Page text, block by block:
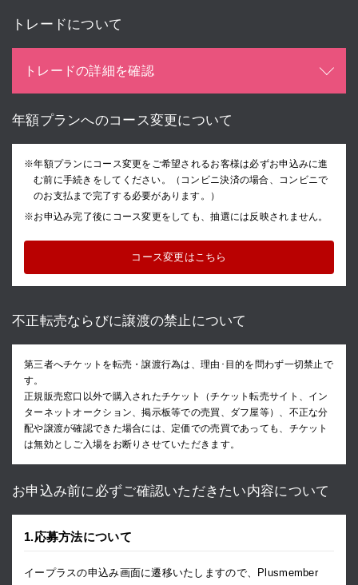
トレードについて
トレードの詳細を確認
年額プランへのコース変更について
※年額プランにコース変更をご希望されるお客様は必ずお申込みに進
む前に手続きをしてください。（コンビニ決済の場合、コンビニで
のお支払まで完了する必要があります。）
※お申込み完了後にコース変更をしても、抽選には反映されません。
コース変更はこちら
不正転売ならびに譲渡の禁止について
第三者へチケットを転売・譲渡行為は、理由･目的を問わず一切禁止で
す。
正規販売窓口以外で購入されたチケット（チケット転売サイト、イン
ターネットオークション、掲示板等での売買、ダフ屋等）、不正な分
配や譲渡が確認できた場合には、定価での売買であっても、チケット
は無効としご入場をお断りさせていただきます。
お申込み前に必ずご確認いただきたい内容について
1.応募方法について
イープラスの申込み画面に遷移いたしますので、Plusmember